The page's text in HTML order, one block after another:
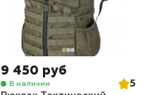
9 450 руб
В наличии
5